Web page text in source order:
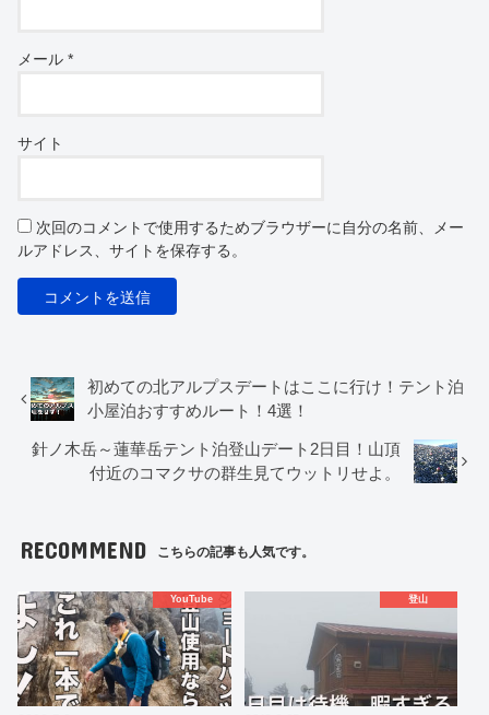
メール*
サイト
次回のコメントで使用するためブラウザーに自分の名前、メー
ルアドレス、サイトを保存する。
初めての北アルプスデートはここに行け！テント泊
小屋泊おすすめルート！4選！
針ノ木岳～蓮華岳テント泊登山デート2日目！山頂
付近のコマクサの群生見てウットリせよ。
RECOMMEND こちらの記事も人気です。
YouTube 登山